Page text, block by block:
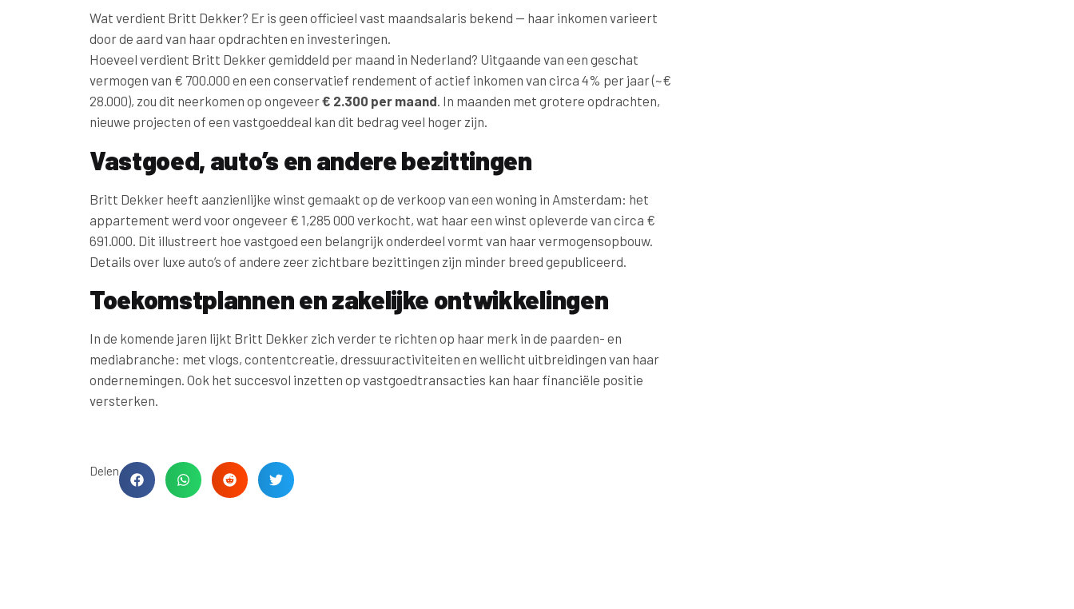
Wat verdient Britt Dekker? Er is geen officieel vast maandsalaris bekend — haar inkomen varieert
door de aard van haar opdrachten en investeringen.
Hoeveel verdient Britt Dekker gemiddeld per maand in Nederland? Uitgaande van een geschat
vermogen van € 700.000 en een conservatief rendement of actief inkomen van circa 4% per jaar (~€
28.000), zou dit neerkomen op ongeveer€ 2.300 per maand. In maanden met grotere opdrachten,
nieuwe projecten of een vastgoeddeal kan dit bedrag veel hoger zijn.
Vastgoed, auto’s en andere bezittingen
Britt Dekker heeft aanzienlijke winst gemaakt op de verkoop van een woning in Amsterdam: het
appartement werd voor ongeveer € 1,285 000 verkocht, wat haar een winst opleverde van circa €
691.000. Dit illustreert hoe vastgoed een belangrijk onderdeel vormt van haar vermogensopbouw.
Details over luxe auto’s of andere zeer zichtbare bezittingen zijn minder breed gepubliceerd.
Toekomstplannen en zakelijke ontwikkelingen
In de komende jaren lijkt Britt Dekker zich verder te richten op haar merk in de paarden- en
mediabranche: met vlogs, contentcreatie, dressuuractiviteiten en wellicht uitbreidingen van haar
ondernemingen. Ook het succesvol inzetten op vastgoedtransacties kan haar financiële positie
versterken.
Delen